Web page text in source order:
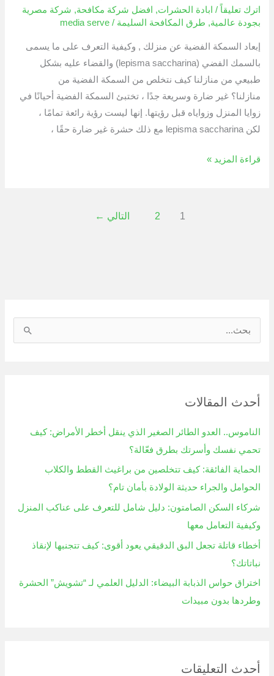
اترك تعليقاً / ابادة الحشرات, افضل شركة مكافحة, شركة مصرية
بجودة عالمية, طرق المكافحة السليمة /
media serve
إبعاد السمكة الفضية عن منزلك , وكيفية التعرف على ما يسمى
بالسمك الفضي (lepisma saccharina) والقضاء عليه بشكل
طبيعي من منازلنا كيف نتخلص من السمكة الفضية من
منازلنا؟ غير ضارة وسريعة جدًا ، تختبئ السمكة الفضية أحيانًا في
زوايا المنزل وزواياه قبل رؤيتها. إنها ليست رؤية رائعة تمامًا ،
لكن lepisma saccharina مع ذلك حشرة غير ضارة حقًا ،
قراءة المزيد »
1
2 التالي ←
ث
أحدث المقالات
الناموس.. العدو الطائر الصغير الذي ينقل أخطر الأمراض: كيف
تحمي نفسك وأسرتك بطرق فعّالة؟
الحماية الفائقة: كيف تتخلصين من براغيث القطط والكلاب
الحوامل والجراء حديثة الولادة بأمان تام؟
شركاء السكن الصامتون: دليل شامل للتعرف على عناكب المنزل
وكيفية التعامل معها
أخطاء قاتلة تجعل البق الدقيقي يعود أقوى: كيف تتجنبها لإنقاذ
نباتاتك؟
اختراق حواس الذبابة البيضاء: الدليل العلمي لـ “تشويش” الحشرة
وطردها بدون مبيدات
أحدث التعليقات